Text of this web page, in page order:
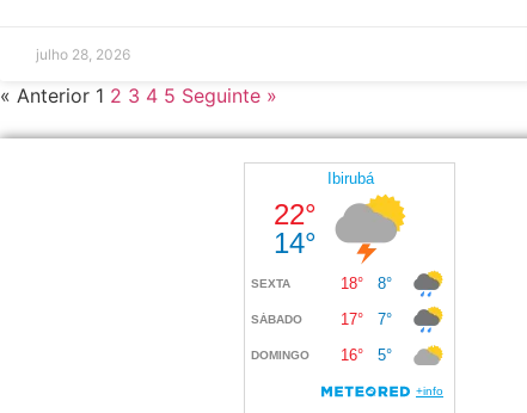
julho 28, 2026
« Anterior 1 2 3 4 5 Seguinte »